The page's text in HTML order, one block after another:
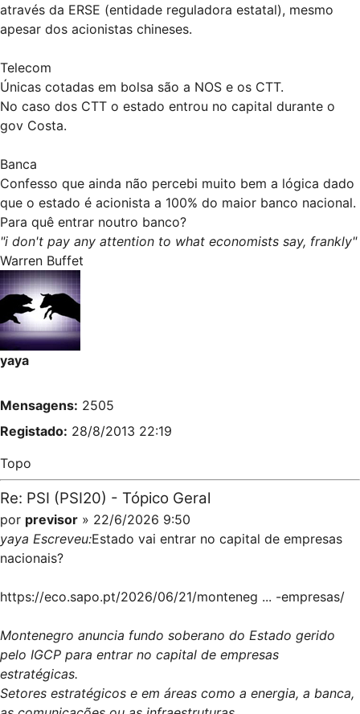
através da ERSE (entidade reguladora estatal), mesmo
apesar dos acionistas chineses.
Telecom
Únicas cotadas em bolsa são a NOS e os CTT.
No caso dos CTT o estado entrou no capital durante o
gov Costa.
Banca
Confesso que ainda não percebi muito bem a lógica dado
que o estado é acionista a 100% do maior banco nacional.
Para quê entrar noutro banco?
"i don't pay any attention to what economists say, frankly"
Warren Buffet
yaya
Mensagens: 2505
Registado: 28/8/2013 22:19
Topo
Re: PSI (PSI20) - Tópico Geral
por previsor » 22/6/2026 9:50
yaya Escreveu:Estado vai entrar no capital de empresas
nacionais?
https://eco.sapo.pt/2026/06/21/monteneg ... -empresas/
Montenegro anuncia fundo soberano do Estado gerido
pelo IGCP para entrar no capital de empresas
estratégicas.
Setores estratégicos e em áreas como a energia, a banca,